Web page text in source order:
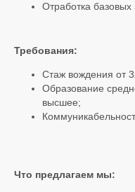
Отработка базовых
Требования:
Стаж вождения от
Образование
высшее;
Что предлагаем мы: